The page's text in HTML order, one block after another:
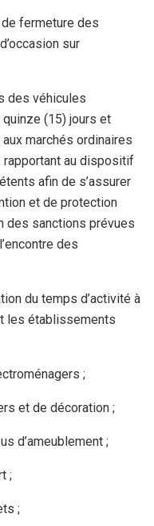
fermeture des
sur
des véhicules
(15) jours et
marchés ordinaires
rapportant au dispositif
afin de s’assurer
et de protection
des sanctions prévues
des
du temps d’activité à
les établissements
;
et de décoration ;
d’ameublement ;
;
;